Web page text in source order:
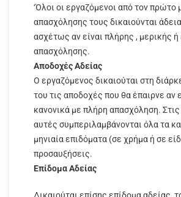
‘Όλοι οι εργαζόμενοι από τον πρώτο
απασχόλησης τους δικαιούνται
ασχέτως αν είναι πλήρης , μερικής
απασχόλησης.
Αποδοχές Αδείας
Ο εργαζόμενος δικαιούται στη
του τις αποδοχές που θα έπαιρνε αν
κανονικά με πλήρη απασχόληση.
αυτές συμπεριλαμβάνονται όλα τα
μηνιαία επιδόματα (σε χρήμα ή σε
προσαυξήσεις.
Επίδομα Αδείας
Δικαιούται επίσης επίδομα αδείας,